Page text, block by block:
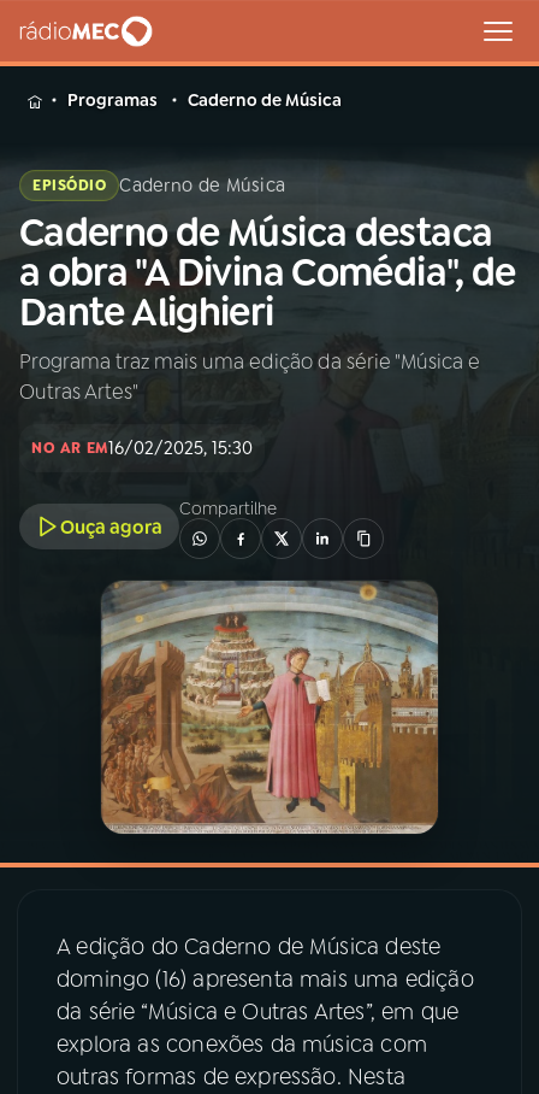
MENU
Buscar
na
Rádio
MEC
Buscar
Início AO VIVO
INÍCIO
A RÁDIO
PROGRAMAÇÃO
PROGRAMAS
PODCASTS
VIDEOCASTS
PRÊMIO RÁDIO MEC
ACOMPANHE A RÁDIO MEC
Programas Caderno de Música
EPISÓDIO Caderno de Música
Caderno de Música destaca
a obra "A Divina Comédia", de
Dante Alighieri
Programa traz mais uma edição da série "Música e
Outras Artes"
NO AR EM16/02/2025, 15:30
Ouça agora
Compartilhe
A edição do Caderno de Música deste
domingo (16) apresenta mais uma edição
da série “Música e Outras Artes”, em que
explora as conexões da música com
outras formas de expressão. Nesta